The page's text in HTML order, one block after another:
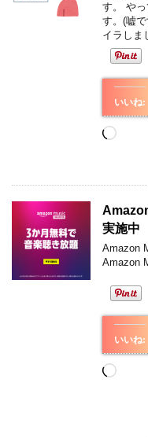
す。 や
す。(嘘
イラし
いいね:
読
み
実施中
Amazon
Amazon
いいね:
読